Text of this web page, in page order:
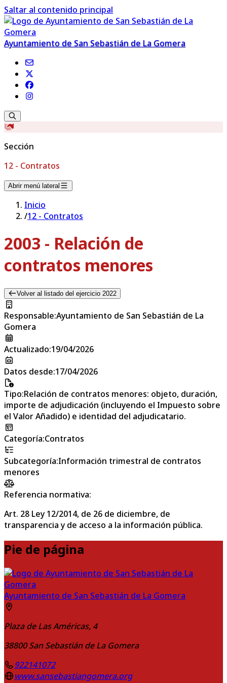
Saltar al contenido principal
Ayuntamiento de San Sebastián de La Gomera
Sección
12 - Contratos
Abrir menú lateral
Inicio
/12 - Contratos
2003 - Relación de
contratos menores
Volver al listado del ejercicio 2022
Responsable:Ayuntamiento de San Sebastián de La
Gomera
Actualizado:19/04/2026
Datos desde:17/04/2026
Tipo:Relación de contratos menores: objeto, duración,
importe de adjudicación (incluyendo el Impuesto sobre
el Valor Añadido) e identidad del adjudicatario.
Categoría:Contratos
Subcategoría:Información trimestral de contratos
menores
Referencia normativa:
Art. 28 Ley 12/2014, de 26 de diciembre, de
transparencia y de acceso a la información pública.
Pie de página
Ayuntamiento de San Sebastián de La Gomera
Plaza de Las Américas, 4
38800 San Sebastián de La Gomera
922141072
www.sansebastiangomera.org